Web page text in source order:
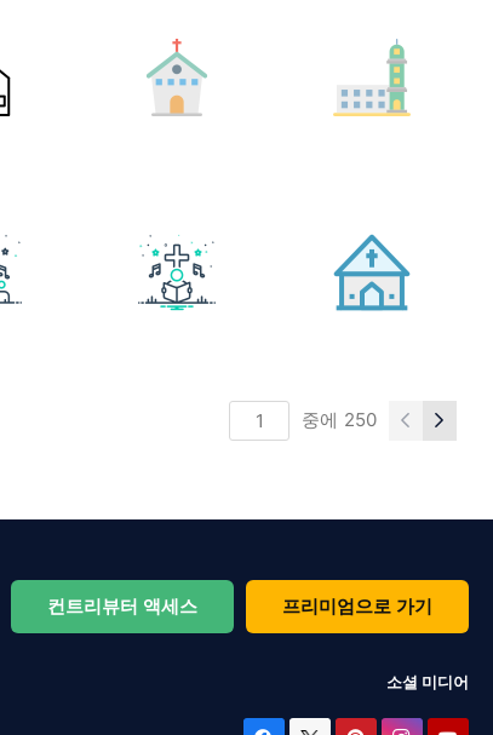
중에 250
컨트리뷰터 액세스 프리미엄으로 가기
소셜 미디어